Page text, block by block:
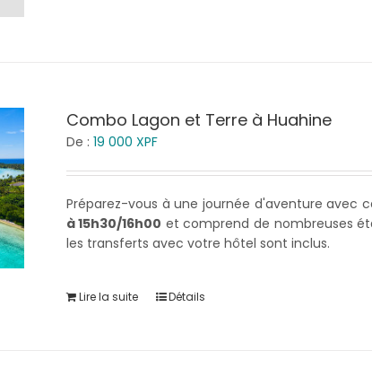
Combo Lagon et Terre à Huahine
De : 19 000 XPF
Préparez-vous à une journée d'aventure avec
à 15h30/16h00 et comprend de nombreuses
les transferts avec votre hôtel sont inclus.
Lire la suite Détails